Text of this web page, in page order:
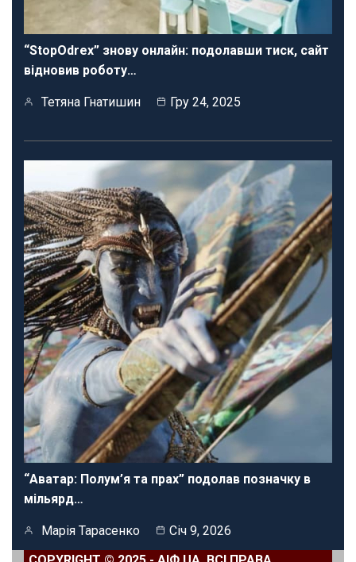
“StopOdrex” знову онлайн: подолавши тиск, сайт
відновив роботу…
Тетяна Гнатишин Гру 24, 2025
“Аватар: Полум’я та прах” подолав позначку в
мільярд…
Марія Тарасенко
Січ 9, 2026